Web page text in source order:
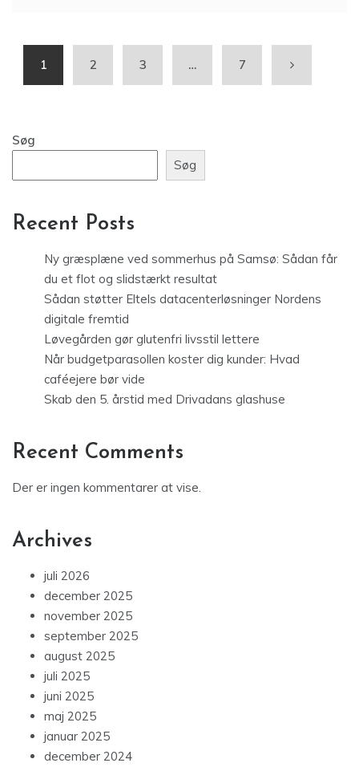
1 2 3 … 7
Søg
Søg
Recent Posts
Ny græsplæne ved sommerhus på Samsø: Sådan får
du et flot og slidstærkt resultat
Sådan støtter Eltels datacenterløsninger Nordens
digitale fremtid
Løvegården gør glutenfri livsstil lettere
Når budgetparasollen koster dig kunder: Hvad
caféejere bør vide
Skab den 5. årstid med Drivadans glashuse
Recent Comments
Der er ingen kommentarer at vise.
Archives
juli 2026
december 2025
november 2025
september 2025
august 2025
juli 2025
juni 2025
maj 2025
januar 2025
december 2024